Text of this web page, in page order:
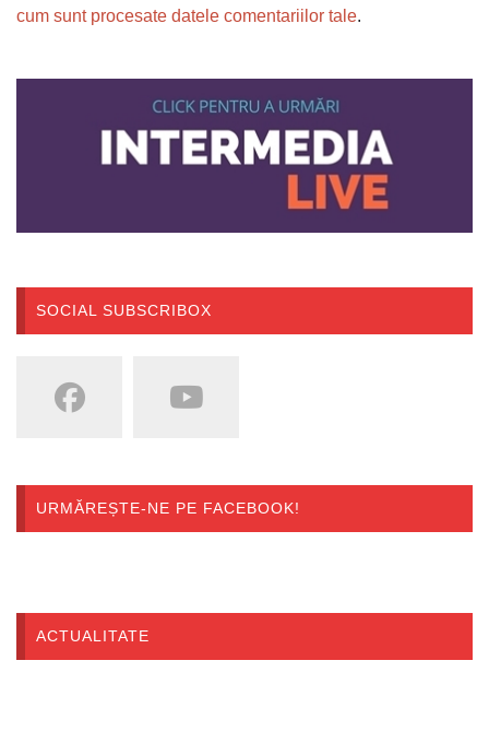
cum sunt procesate datele comentariilor tale.
SOCIAL SUBSCRIBOX
URMĂREȘTE-NE PE FACEBOOK!
ACTUALITATE